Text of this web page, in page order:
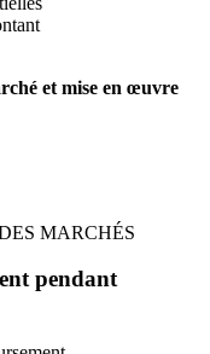
et mise en œuvre
MARCHÉS
pendant